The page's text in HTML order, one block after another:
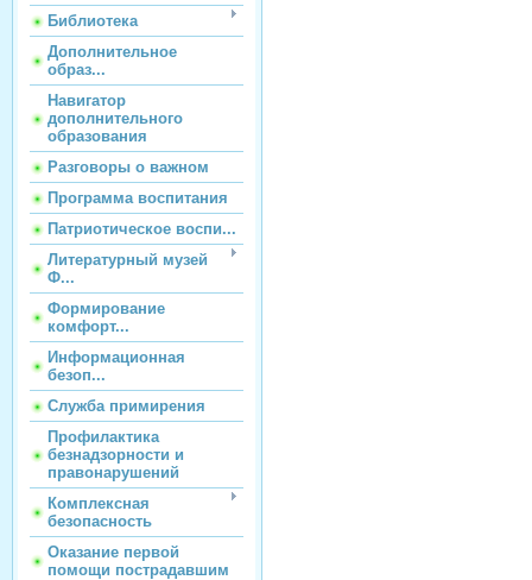
Библиотека
Дополнительное
образ...
Навигатор
дополнительного
образования
Разговоры о важном
Программа воспитания
Патриотическое воспи...
Литературный музей
Ф...
Формирование
комфорт...
Информационная
безоп...
Служба примирения
Профилактика
безнадзорности и
правонарушений
Комплексная
безопасность
Оказание первой
помощи пострадавшим